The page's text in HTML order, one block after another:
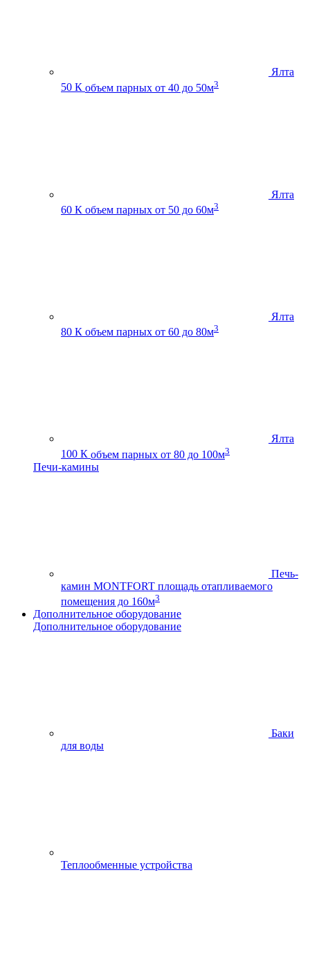
Ялта
50 К объем парных от 40 до 50м3
Ялта
60 К объем парных от 50 до 60м3
Ялта
80 К объем парных от 60 до 80м3
Ялта
100 К объем парных от 80 до 100м3
Печи-камины
Печь-
камин MONTFORT площадь отапливаемого
помещения до 160м3
Дополнительное оборудование
Дополнительное оборудование
Баки
для воды
Теплообменные устройства